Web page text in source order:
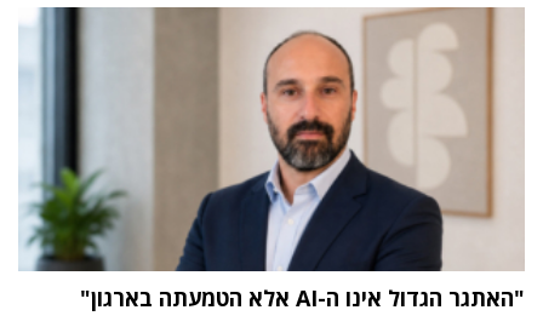
"האתגר הגדול אינו ה-AI אלא הטמעתה בארגון"